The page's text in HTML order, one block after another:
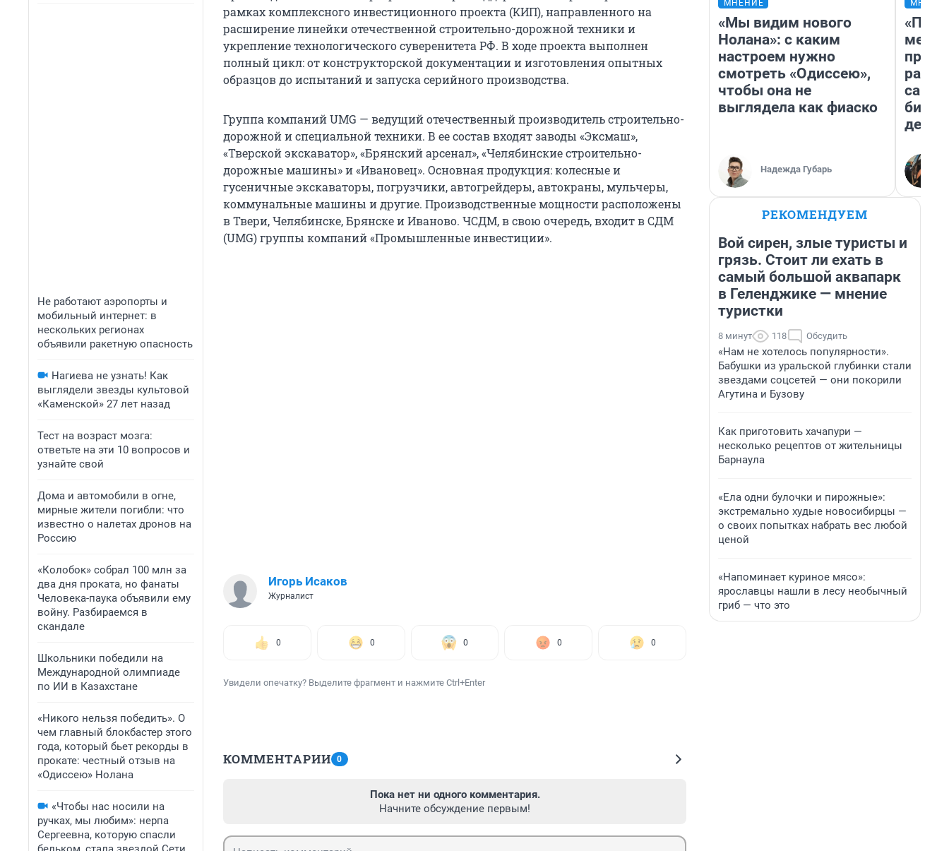
Не работают аэропорты и
мобильный интернет: в
нескольких регионах
объявили ракетную опасность
Нагиева не узнать! Как
выглядели звезды культовой
«Каменской» 27 лет назад
Тест на возраст мозга:
ответьте на эти 10 вопросов и
узнайте свой
Дома и автомобили в огне,
мирные жители погибли: что
известно о налетах дронов на
Россию
«Колобок» собрал 100 млн за
два дня проката, но фанаты
Человека-паука объявили ему
войну. Разбираемся в
скандале
Школьники победили на
Международной олимпиаде
по ИИ в Казахстане
«Никого нельзя победить». О
чем главный блокбастер этого
года, который бьет рекорды в
прокате: честный отзыв на
«Одиссею» Нолана
«Чтобы нас носили на
ручках, мы любим»: нерпа
Сергеевна, которую спасли
рамках комплексного инвестиционного проекта (КИП), направленного на
расширение линейки отечественной строительно-дорожной техники и
укрепление технологического суверенитета РФ. В ходе проекта выполнен
полный цикл: от конструкторской документации и изготовления опытных
образцов до испытаний и запуска серийного производства.
Группа компаний UMG — ведущий отечественный производитель строительно-
дорожной и специальной техники. В ее состав входят заводы «Эксмаш»,
«Тверской экскаватор», «Брянский арсенал», «Челябинские строительно-
дорожные машины» и «Ивановец». Основная продукция: колесные и
гусеничные экскаваторы, погрузчики, автогрейдеры, автокраны, мульчеры,
коммунальные машины и другие. Производственные мощности расположены
в Твери, Челябинске, Брянске и Иваново. ЧСДМ, в свою очередь, входит в СДМ
(UMG) группы компаний «Промышленные инвестиции».
Игорь Исаков
Журналист
0 0 0 0 0
Увидели опечатку? Выделите фрагмент и нажмите Ctrl+Enter
КОММЕНТАРИИ 0
Пока нет ни одного комментария.
Начните обсуждение первым!
МНЕНИЕ
«Мы видим нового
Нолана»: с каким
настроем нужно
смотреть «Одиссею»,
чтобы она не
выглядела как фиаско
Надежда Губарь
РЕКОМЕНДУЕМ
Вой сирен, злые туристы и
грязь. Стоит ли ехать в
самый большой аквапарк
в Геленджике — мнение
туристки
8 минут 118 Обсудить
«Нам не хотелось популярности».
Бабушки из уральской глубинки стали
звездами соцсетей — они покорили
Агутина и Бузову
Как приготовить хачапури —
несколько рецептов от жительницы
Барнаула
«Ела одни булочки и пирожные»:
экстремально худые новосибирцы —
о своих попытках набрать вес любой
ценой
«Напоминает куриное мясо»:
ярославцы нашли в лесу необычный
гриб — что это